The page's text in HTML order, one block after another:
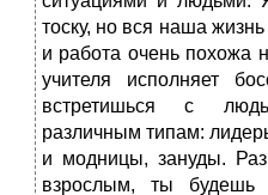
тоску, но вся наша
и работа очень похожа
учителя исполняет
встретишься с
различным типам:
и модницы, зануды.
взрослым, ты будешь